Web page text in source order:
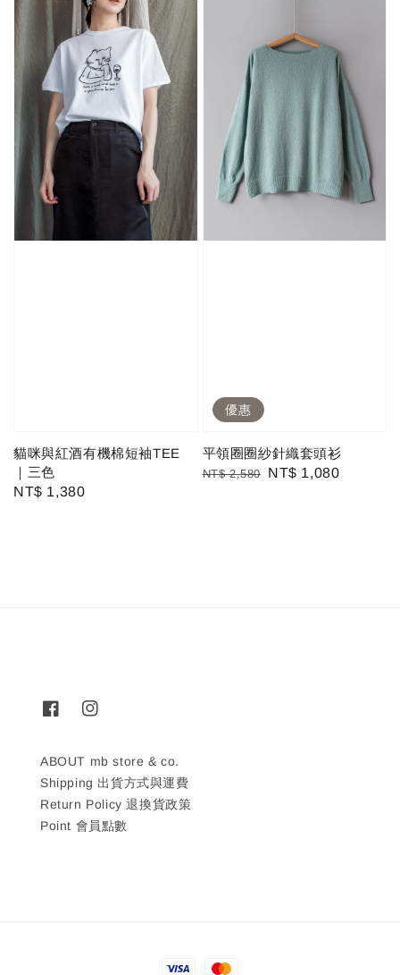
貓咪與紅酒有機棉短袖TEE
｜三色
Regular
NT$ 1,380
優惠
平領圈圈紗針織套頭衫
Regular
NT$ 2,580
Sale
NT$ 1,080
ABOUT mb store & co.
Shipping 出貨方式與運費
Return Policy 退換貨政策
Point 會員點數